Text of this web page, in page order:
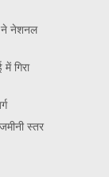
ने नेशनल
गिरा
स्तर